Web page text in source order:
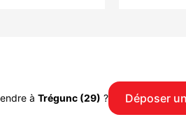
à Trégunc (29) ? Déposer